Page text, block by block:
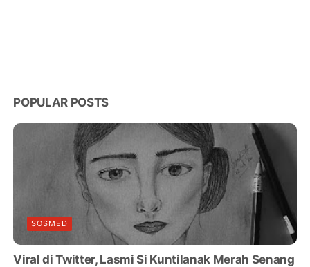
POPULAR POSTS
SOSMED
Viral di Twitter, Lasmi Si Kuntilanak Merah Senang